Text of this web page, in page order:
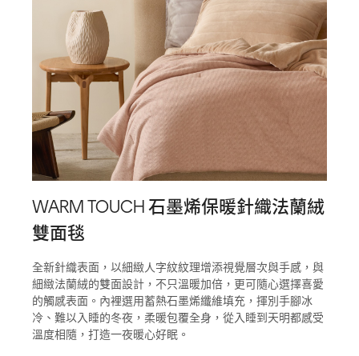
WARM TOUCH 石墨烯保暖針織法蘭絨
雙面毯
全新針織表面，以細緻人字紋紋理增添視覺層次與手感，與
細緻法蘭絨的雙面設計，不只溫暖加倍，更可隨心選擇喜愛
的觸感表面。內裡選用蓄熱石墨烯纖維填充，揮別手腳冰
冷、難以入睡的冬夜，柔暖包覆全身，從入睡到天明都感受
溫度相隨，打造一夜暖心好眠。